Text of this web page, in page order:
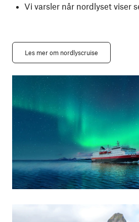
Vi varsler når nordlyset viser
Les mer om nordlyscruise